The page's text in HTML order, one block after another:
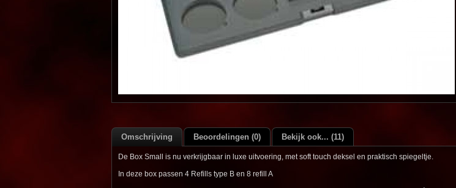
Omschrijving Beoordelingen (0) Bekijk ook... (11)
De Box Small is nu verkrijgbaar in luxe uitvoering, met soft touch deksel en praktisch spiegeltje.
In deze box passen 4 Refills type B en 8 refill A